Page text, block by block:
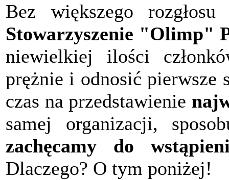
Bez większego
Stowarzyszenie "Olimp"
niewielkiej ilości
prężnie i odnosić pierwsze
czas na przedstawienie
samej organizacji,
zachęcamy do
Dlaczego? O tym poniżej!